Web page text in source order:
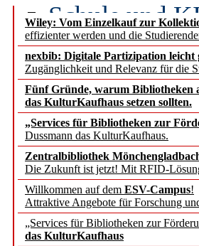
Wiley: Vom Einzelkauf zur
effizienter werden und die
nexbib: Digitale Partizipation leicht
Zugänglichkeit und Relevanz für die
Fünf Gründe, warum Bibliotheken
das KulturKaufhaus setzen sollten.
„Services für Bibliotheken zur
Dussmann das KulturKaufhaus.
Zentralbibliothek
Die Zukunft ist jetzt! Mit RFID-
Willkommen auf dem ESV-Campus!
Attraktive Angebote für Forschung
„Services für Bibliotheken zur
das KulturKaufhaus
Schule und
Erfolgreiches
Segment
angepasst
konstruktiv!